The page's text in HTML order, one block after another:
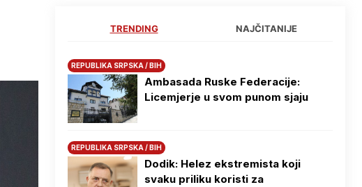
TRENDING NAJČITANIJE
REPUBLIKA SRPSKA / BIH
Ambasada Ruske Federacije:
Licemjerje u svom punom sjaju
REPUBLIKA SRPSKA / BIH
Dodik: Helez ekstremista koji
svaku priliku koristi za